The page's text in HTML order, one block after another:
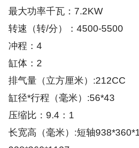
最大功率千瓦：7.2KW
转速（转/分）：4500-5500
冲程：4
缸体：2
排气量（立方厘米）:212CC
缸径*行程（毫米）:56*43
压缩比：9.4：1
长宽高（毫米）:短轴